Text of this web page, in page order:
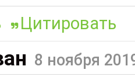
Цитировать
8 ноября